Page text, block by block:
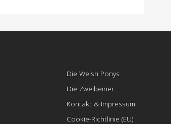
Die Welsh Ponys
Die Zweibeiner
Kontakt & Impressum
Cookie-Richtlinie (EU)